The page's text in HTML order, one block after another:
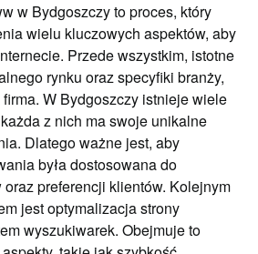
w Bydgoszczy to proces, który
wielu kluczowych aspektów, aby
Przede wszystkim, istotne
rynku oraz specyfiki branży,
W Bydgoszczy istnieje wiele
z nich ma swoje unikalne
Dlatego ważne jest, aby
była dostosowana do
preferencji klientów. Kolejnym
jest optymalizacja strony
wyszukiwarek. Obejmuje to